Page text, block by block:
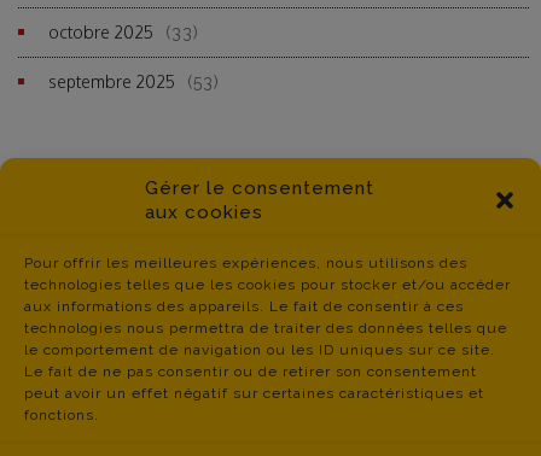
Gérer le consentement
aux cookies
Pour offrir les meilleures expériences, nous utilisons des
technologies telles que les cookies pour stocker et/ou accéder
aux informations des appareils. Le fait de consentir à ces
technologies nous permettra de traiter des données telles que
le comportement de navigation ou les ID uniques sur ce site.
Le fait de ne pas consentir ou de retirer son consentement
peut avoir un effet négatif sur certaines caractéristiques et
fonctions.
octobre 2025 (33)
septembre 2025 (53)